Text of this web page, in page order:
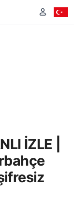
İZLE |